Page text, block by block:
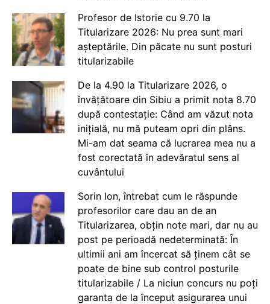
Profesor de Istorie cu 9.70 la
Titularizare 2026: Nu prea sunt mari
așteptările. Din păcate nu sunt posturi
titularizabile
De la 4.90 la Titularizare 2026, o
învățătoare din Sibiu a primit nota 8.70
după contestație: Când am văzut nota
inițială, nu mă puteam opri din plâns.
Mi-am dat seama că lucrarea mea nu a
fost corectată în adevăratul sens al
cuvântului
Sorin Ion, întrebat cum le răspunde
profesorilor care dau an de an
Titularizarea, obțin note mari, dar nu au
post pe perioadă nedeterminată: În
ultimii ani am încercat să ținem cât se
poate de bine sub control posturile
titularizabile / La niciun concurs nu poți
garanta de la început asigurarea unui